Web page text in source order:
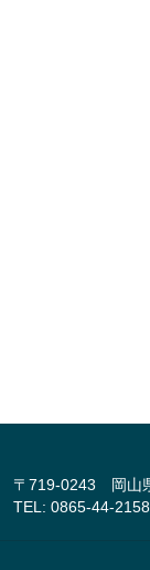
〒719-0243 岡山
TEL: 0865-44-